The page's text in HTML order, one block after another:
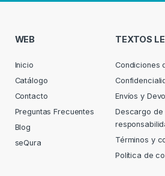
WEB
Inicio
Catálogo
Contacto
Preguntas Frecuentes
Blog
seQura
TEXTOS
Condiciones
Envíos y
Descargo de
Términos y
Política de